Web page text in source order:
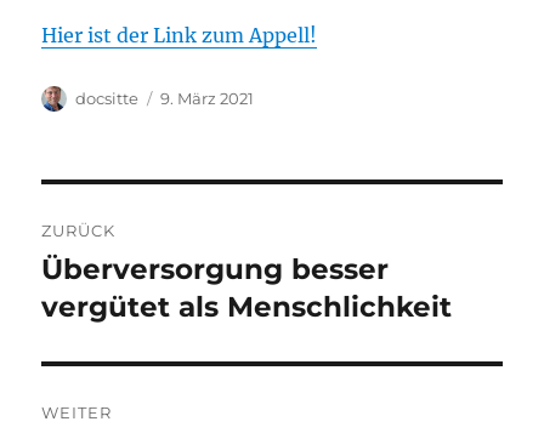
Hier ist der Link zum Appell!
Autor
docsitte
Veröffentlicht
9. März 2021
ZURÜCK
Vorheriger
Beitrag:
Überversorgung besser
vergütet als Menschlichkeit
WEITER